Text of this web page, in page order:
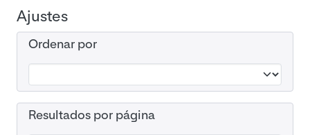
Ajustes
Ordenar por
Resultados por página